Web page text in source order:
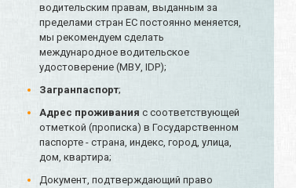
водительским правам, выданным за
пределами стран ЕС постоянно меняется,
мы рекомендуем сделать
международное водительское
удостоверение (МВУ, IDP);
Загранпаспорт;
Адрес проживания с соответствующей
отметкой (прописка) в Государственном
паспорте - страна, индекс, город, улица,
дом, квартира;
Документ, подтверждающий право